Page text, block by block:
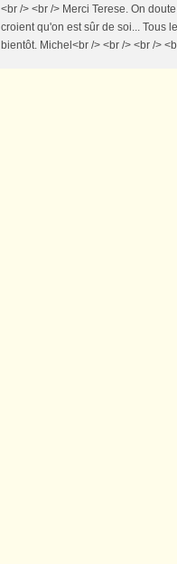
<br /> <br /> Merci Terese. On
croient qu'on est sûr de soi... Tous
bientôt. Michel<br /> <br /> <br />